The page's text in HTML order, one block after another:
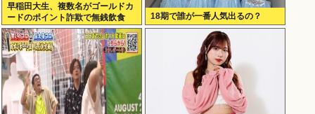
早稲田大生、複数名がゴールドカ
ードのポイント詐欺で無銭飲食
18期で誰が一番人気出るの？